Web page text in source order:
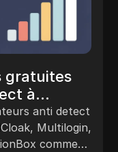
gratuites
à
anti detect
Multilogin,
comme